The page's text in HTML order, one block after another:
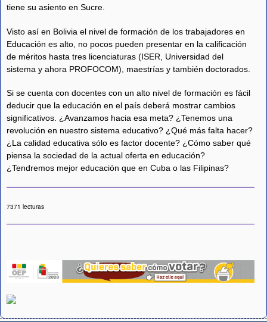
tiene su asiento en Sucre.
Visto así en Bolivia el nivel de formación de los trabajadores en
Educación es alto, no pocos pueden presentar en la calificación
de méritos hasta tres licenciaturas (ISER, Universidad del
sistema y ahora PROFOCOM), maestrías y también doctorados.
Si se cuenta con docentes con un alto nivel de formación es fácil
deducir que la educación en el país deberá mostrar cambios
significativos. ¿Avanzamos hacia esa meta? ¿Tenemos una
revolución en nuestro sistema educativo? ¿Qué más falta hacer?
¿La calidad educativa sólo es factor docente? ¿Cómo saber qué
piensa la sociedad de la actual oferta en educación?
¿Tendremos mejor educación que en Cuba o las Filipinas?
7371 lecturas